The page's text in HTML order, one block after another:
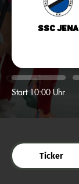
SSC Jena
Start 10:00 Uhr
Ticker